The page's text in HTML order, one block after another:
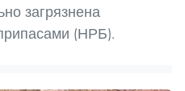
загрязнена
(НРБ).